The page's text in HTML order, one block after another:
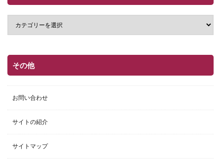
その他
お問い合わせ
サイトの紹介
サイトマップ